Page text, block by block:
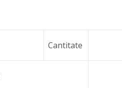
Cantitate